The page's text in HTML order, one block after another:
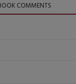
COMMENTS